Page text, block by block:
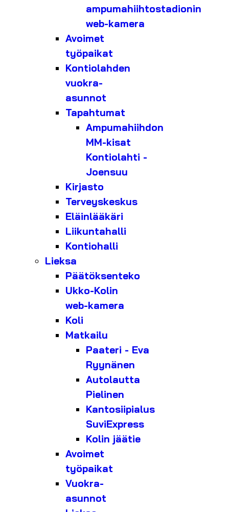
ampumahiihtostadionin
web-kamera
Avoimet
työpaikat
Kontiolahden
vuokra-
asunnot
Tapahtumat
Ampumahiihdon
MM-kisat
Kontiolahti -
Joensuu
Kirjasto
Terveyskeskus
Eläinlääkäri
Liikuntahalli
Kontiohalli
Lieksa
Päätöksenteko
Ukko-Kolin
web-kamera
Koli
Matkailu
Paateri - Eva
Ryynänen
Autolautta
Pielinen
Kantosiipialus
SuviExpress
Kolin jäätie
Avoimet
työpaikat
Vuokra-
asunnot